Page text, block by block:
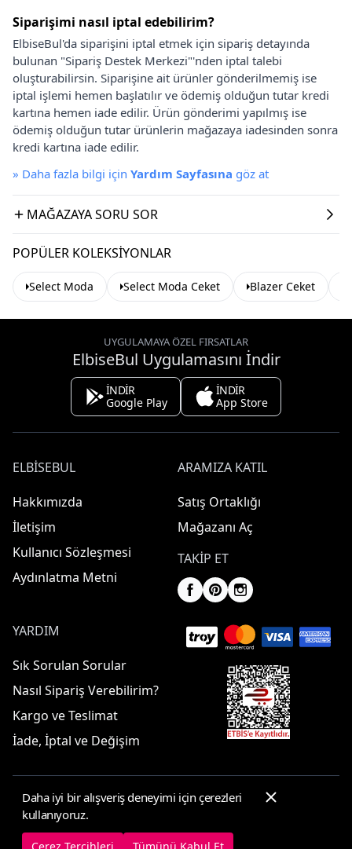
Siparişimi nasıl iptal edebilirim?
ElbiseBul'da siparişini iptal etmek için sipariş detayında
bulunan "Sipariş Destek Merkezi"'nden iptal talebi
oluşturabilirsin. Siparişine ait ürünler gönderilmemiş ise
iptal işlemi hemen başlatılır ve ödemiş olduğun tutar kredi
kartına hemen iade edilir. Ürün gönderimi yapılmış ise
ödemiş olduğun tutar ürünlerin mağazaya iadesinden sonra
kredi kartına iade edilir.
» Daha fazla bilgi için Yardım Sayfasına göz at
MAĞAZAYA SORU SOR
POPÜLER KOLEKSIYONLAR
Select Moda Select Moda Ceket Blazer Ceket
UYGULAMAYA ÖZEL FIRSATLAR
ElbiseBul Uygulamasını İndir
İNDİR
Google Play
İNDİR
App Store
ELBISEBUL
Hakkımızda
İletişim
Kullanıcı Sözleşmesi
Aydınlatma Metni
ARAMIZA KATIL
Satış Ortaklığı
Mağazanı Aç
TAKIP ET
YARDIM
Sık Sorulan Sorular
Nasıl Sipariş Verebilirim?
Kargo ve Teslimat
İade, İptal ve Değişim
© 2025 ElbiseBul -
Çerez Tercihleri Çerez Politikası
Daha iyi bir alışveriş deneyimi için çerezleri
kullanıyoruz.